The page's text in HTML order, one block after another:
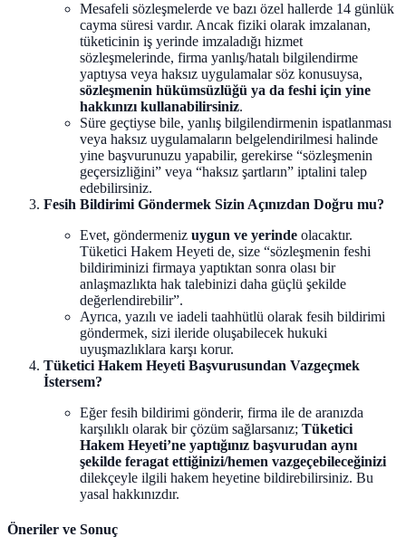
Mesafeli sözleşmelerde ve bazı özel hallerde 14 günlük
cayma süresi vardır. Ancak fiziki olarak imzalanan,
tüketicinin iş yerinde imzaladığı hizmet
sözleşmelerinde, firma yanlış/hatalı bilgilendirme
yaptıysa veya haksız uygulamalar söz konusuysa,
sözleşmenin hükümsüzlüğü ya da feshi için yine
hakkınızı kullanabilirsiniz.
Süre geçtiyse bile, yanlış bilgilendirmenin ispatlanması
veya haksız uygulamaların belgelendirilmesi halinde
yine başvurunuzu yapabilir, gerekirse “sözleşmenin
geçersizliğini” veya “haksız şartların” iptalini talep
edebilirsiniz.
Fesih Bildirimi Göndermek Sizin Açınızdan Doğru mu?
Evet, göndermeniz uygun ve yerinde olacaktır.
Tüketici Hakem Heyeti de, size “sözleşmenin feshi
bildiriminizi firmaya yaptıktan sonra olası bir
anlaşmazlıkta hak talebinizi daha güçlü şekilde
değerlendirebilir”.
Ayrıca, yazılı ve iadeli taahhütlü olarak fesih bildirimi
göndermek, sizi ileride oluşabilecek hukuki
uyuşmazlıklara karşı korur.
Tüketici Hakem Heyeti Başvurusundan Vazgeçmek
İstersem?
Eğer fesih bildirimi gönderir, firma ile de aranızda
karşılıklı olarak bir çözüm sağlarsanız; Tüketici
Hakem Heyeti’ne yaptığınız başvurudan aynı
şekilde feragat ettiğinizi/hemen vazgeçebileceğinizi
dilekçeyle ilgili hakem heyetine bildirebilirsiniz. Bu
yasal hakkınızdır.
Öneriler ve Sonuç